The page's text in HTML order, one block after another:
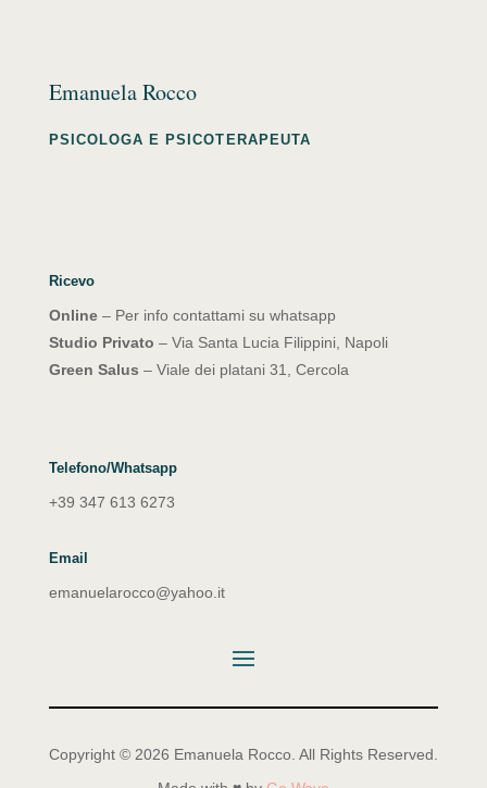
Emanuela Rocco
PSICOLOGA E PSICOTERAPEUTA
Ricevo
Online– Per info contattami su whatsapp
Studio Privato – Via Santa Lucia Filippini, Napoli
Green Salus – Viale dei platani 31, Cercola
Telefono/Whatsapp
+39 347 613 6273
Email
emanuelarocco@yahoo.it
Copyright © 2026 Emanuela Rocco. All Rights Reserved.